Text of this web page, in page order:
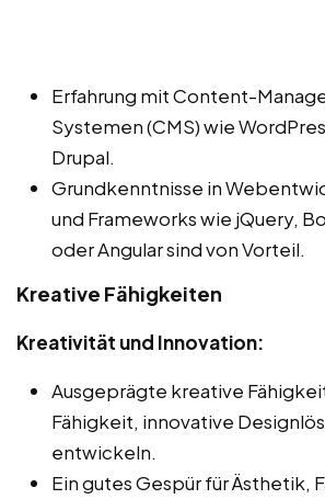
Erfahrung mit Content-
Systemen (CMS) wie
Drupal.
Grundkenntnisse in
und Frameworks wie jQuery,
oder Angular sind von Vorteil.
Kreative Fähigkeiten
Kreativität und Innovation:
Ausgeprägte kreative
Fähigkeit, innovative
entwickeln.
Ein gutes Gespür für Ästhetik,